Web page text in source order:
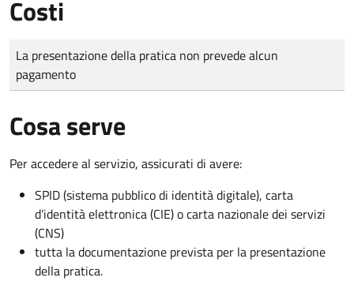
Costi
Tipo di pagamento
Importo
La presentazione della pratica non prevede alcun
pagamento
Cosa serve
Per accedere al servizio, assicurati di avere:
SPID (sistema pubblico di identità digitale), carta
d’identità elettronica (CIE) o carta nazionale dei servizi
(CNS)
tutta la documentazione prevista per la presentazione
della pratica.